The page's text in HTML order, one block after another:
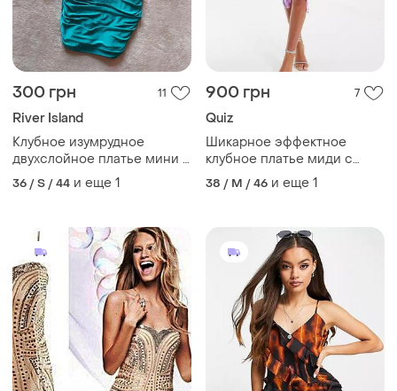
300 грн 11
River Island
Клубное изумрудное
двухслойное платье мини в
присборку
36 / S / 44 и еще 1
900 грн 7
Quiz
Шикарное эффектное
клубное платье миди с
драпировкой
38 / M / 46 и еще 1